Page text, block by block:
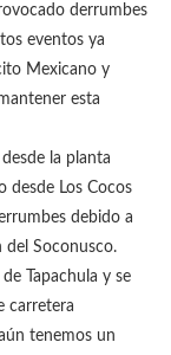
derrumbes
eventos ya
Mexicano y
esta
la planta
desde Los Cocos
debido a
del Soconusco.
Tapachula y se
carretera
tenemos un